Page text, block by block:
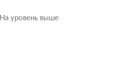
На уровень выше